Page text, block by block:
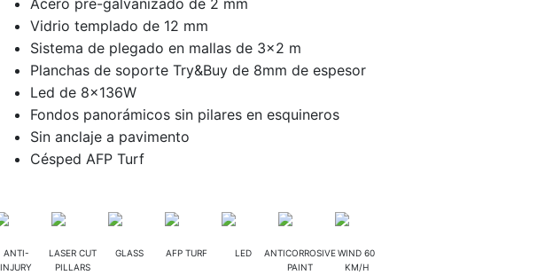
Acero pre-galvanizado de 2 mm
Vidrio templado de 12 mm
Sistema de plegado en mallas de 3×2 m
Planchas de soporte Try&Buy de 8mm de espesor
Led de 8x136W
Fondos panorámicos sin pilares en esquineros
Sin anclaje a pavimento
Césped AFP Turf
ANTI-
INJURY
LASER CUT
PILLARS
GLASS AFP TURF LED
ANTICORROSIVE
PAINT
WIND 60
KM/H